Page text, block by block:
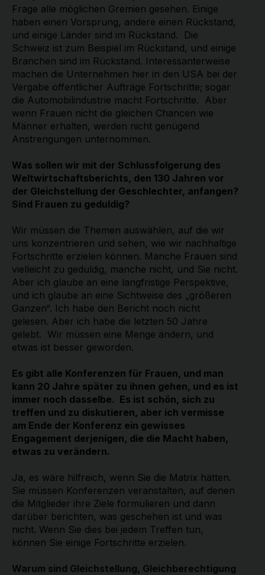
Frage alle möglichen Gremien gesehen. Einige
haben einen Vorsprung, andere einen Rückstand,
und einige Länder sind im Rückstand. Die
Schweiz ist zum Beispiel im Rückstand, und einige
Branchen sind im Rückstand. Interessanterweise
machen die Unternehmen hier in den USA bei der
Vergabe öffentlicher Aufträge Fortschritte; sogar
die Automobilindustrie macht Fortschritte. Aber
wenn Frauen nicht die gleichen Chancen wie
Männer erhalten, werden nicht genügend
Anstrengungen unternommen.
Was sollen wir mit der Schlussfolgerung des
Weltwirtschaftsberichts, den 130 Jahren vor
der Gleichstellung der Geschlechter, anfangen?
Sind Frauen zu geduldig?
Wir müssen die Themen auswählen, auf die wir
uns konzentrieren und sehen, wie wir nachhaltige
Fortschritte erzielen können. Manche Frauen sind
vielleicht zu geduldig, manche nicht, und Sie nicht.
Aber ich glaube an eine langfristige Perspektive,
und ich glaube an eine Sichtweise des „größeren
Ganzen“. Ich habe den Bericht noch nicht
gelesen. Aber ich habe die letzten 50 Jahre
gelebt. Wir müssen eine Menge ändern, und
etwas ist besser geworden.
Es gibt alle Konferenzen für Frauen, und man
kann 20 Jahre später zu ihnen gehen, und es ist
immer noch dasselbe. Es ist schön, sich zu
treffen und zu diskutieren, aber ich vermisse
am Ende der Konferenz ein gewisses
Engagement derjenigen, die die Macht haben,
etwas zu verändern.
Ja, es wäre hilfreich, wenn Sie die Matrix hätten.
Sie müssen Konferenzen veranstalten, auf denen
die Mitglieder ihre Ziele formulieren und dann
darüber berichten, was geschehen ist und was
nicht. Wenn Sie dies bei jedem Treffen tun,
können Sie einige Fortschritte erzielen.
Warum sind Gleichstellung, Gleichberechtigung